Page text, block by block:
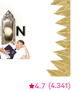
4.7 (4.341)